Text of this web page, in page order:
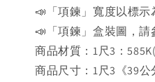
📣「項鍊」寬度以標示
📣「項鍊」盒裝圖，請
商品材質：1尺3：
商品尺寸：1尺3《39公